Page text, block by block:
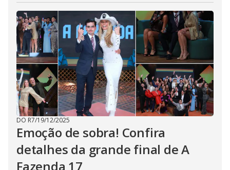
DO R7/19/12/2025
Emoção de sobra! Confira
detalhes da grande final de A
Fazenda 17